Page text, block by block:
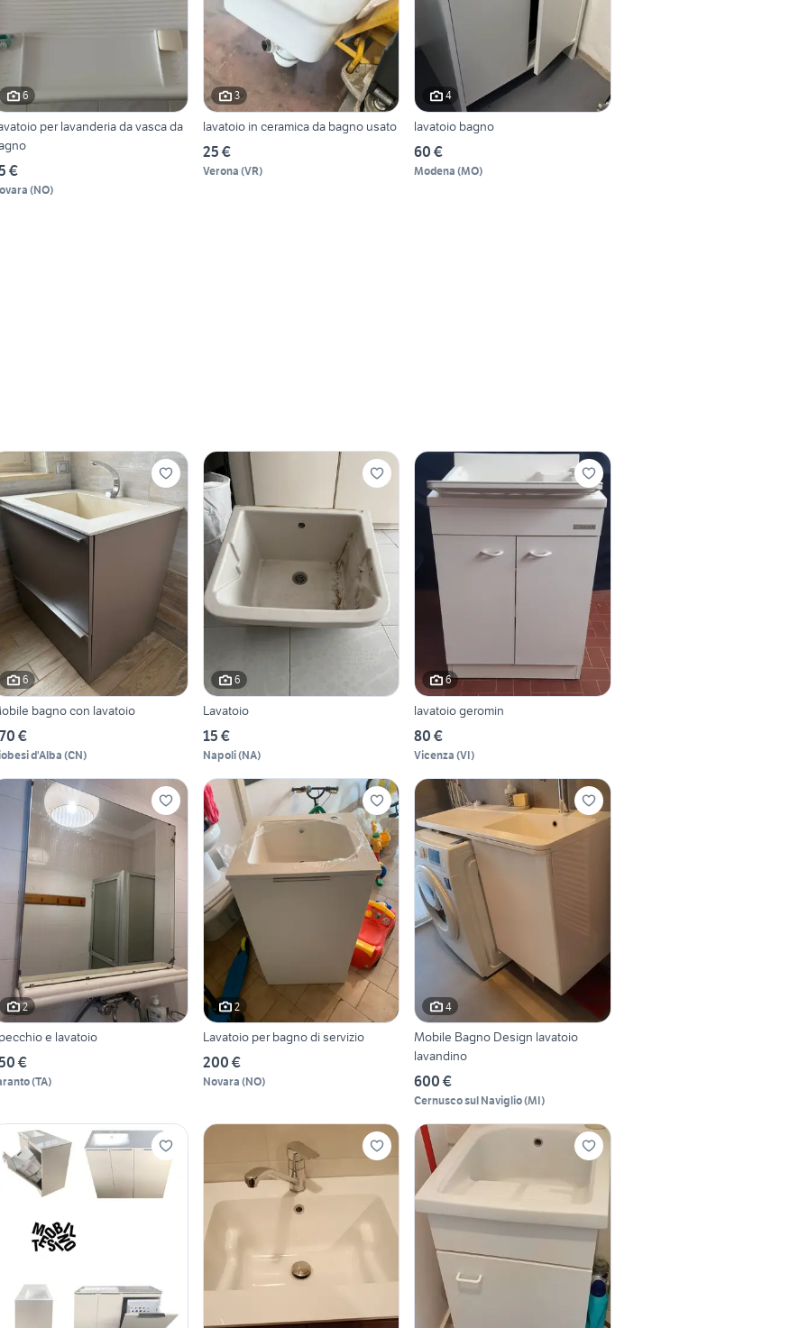
6
per lavanderia da vasca da
€
(NO)
3
lavatoio in ceramica da bagno usato
25 €
Verona (VR)
4
lavatoio bagno
60 €
Modena (MO)
6
bagno con lavatoio
€
d'Alba (CN)
6
Lavatoio
15 €
Napoli(NA)
6
lavatoio geromin
80 €
Vicenza (VI)
2
e lavatoio
€
(TA)
2
Lavatoio per bagno di servizio
200 €
Novara (NO)
4
Mobile Bagno Design lavatoio
lavandino
600 €
Cernusco sul Naviglio(MI)